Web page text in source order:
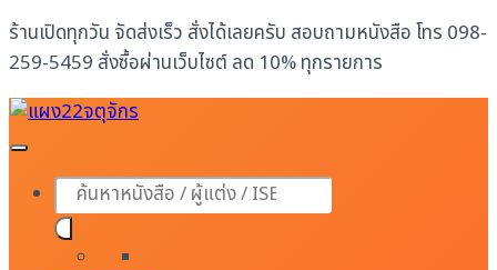
Skip
to
content
ร้านเปิดทุกวัน จัดส่งเร็ว สั่งได้เลยครับ สอบถามหนังสือ โทร 098-
259-5459 สั่งซื้อผ่านเว็บไซต์ ลด 10% ทุกรายการ
Products
search